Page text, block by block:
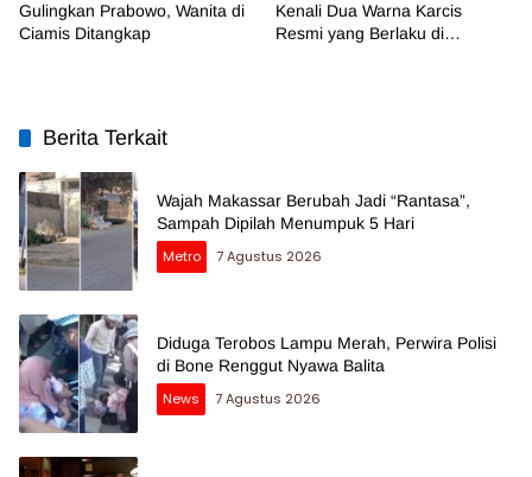
Gulingkan Prabowo, Wanita di
Ciamis Ditangkap
Kenali Dua Warna Karcis
Resmi yang Berlaku di
Berita Terkait
Wajah Makassar Berubah Jadi “Rantasa”,
Sampah Dipilah Menumpuk 5 Hari
Metro
7 Agustus 2026
Diduga Terobos Lampu Merah, Perwira Polisi
di Bone Renggut Nyawa Balita
News
7 Agustus 2026